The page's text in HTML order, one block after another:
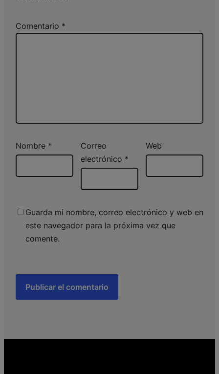
Comentario *
Nombre *
Correo
electrónico *
Web
Guarda mi nombre, correo electrónico y web en
este navegador para la próxima vez que
comente.